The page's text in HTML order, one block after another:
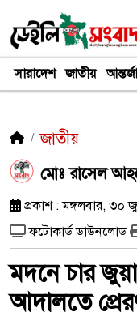
সারাদেশ জাতীয়
জাতীয়
মোঃ রাসেল
প্রকাশ : মঙ্গলবার, ৩০
ফটোকার্ড ডাউনলোড
মদনে চার
আদালতে